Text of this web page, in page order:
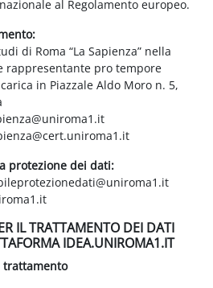
al Regolamento europeo.
di Roma “La Sapienza” nella
rappresentante pro tempore
in Piazzale Aldo Moro n. 5,
protezione dei dati:
IL TRATTAMENTO DEI DATI
IDEA.UNIROMA1.IT
trattamento